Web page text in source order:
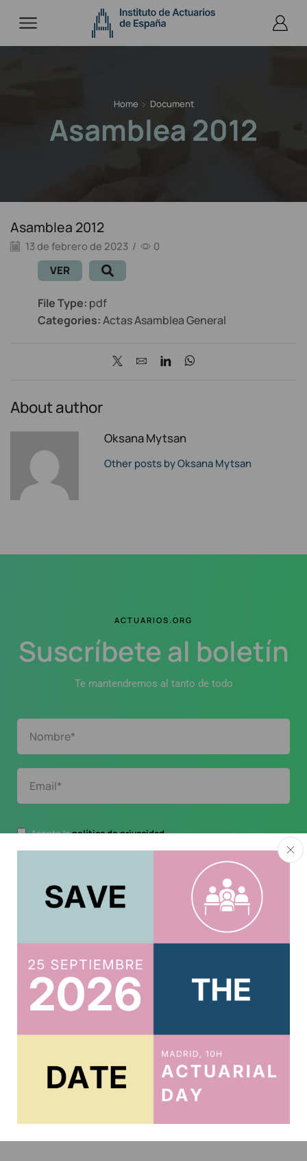
Home Document
Asamblea 2012
Asamblea 2012
13 de febrero de 2023 / 0
VER
File Type: pdf
Categories:Actas Asamblea General
About author
Oksana Mytsan
Other posts by Oksana Mytsan
ACTUARIOS.ORG
Suscríbete al boletín
Te mantendremos al tanto de todo
Acepto lapolítica de privacidad.
Usuario
Acreditar CPD 2025
Acceso Correo IAE